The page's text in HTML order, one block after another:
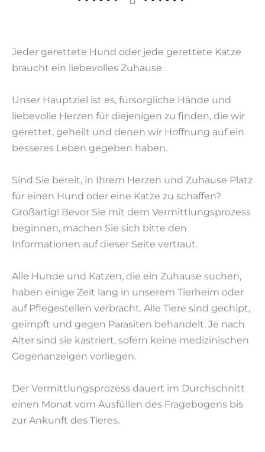
Jeder gerettete Hund oder jede gerettete Katze
braucht ein liebevolles Zuhause.
Unser Hauptziel ist es, fürsorgliche Hände und
liebevolle Herzen für diejenigen zu finden, die wir
gerettet, geheilt und denen wir Hoffnung auf ein
besseres Leben gegeben haben.
Sind Sie bereit, in Ihrem Herzen und Zuhause Platz
für einen Hund oder eine Katze zu schaffen?
Großartig! Bevor Sie mit dem Vermittlungsprozess
beginnen, machen Sie sich bitte den
Informationen auf dieser Seite vertraut.
Alle Hunde und Katzen, die ein Zuhause suchen,
haben einige Zeit lang in unserem Tierheim oder
auf Pflegestellen verbracht. Alle Tiere sind gechipt,
geimpft und gegen Parasiten behandelt. Je nach
Alter sind sie kastriert, sofern keine medizinischen
Gegenanzeigen vorliegen.
Der Vermittlungsprozess dauert im Durchschnitt
einen Monat vom Ausfüllen des Fragebogens bis
zur Ankunft des Tieres.